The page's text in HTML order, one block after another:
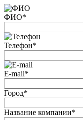
ФИО*
Телефон*
E-mail*
Город*
Название компании*